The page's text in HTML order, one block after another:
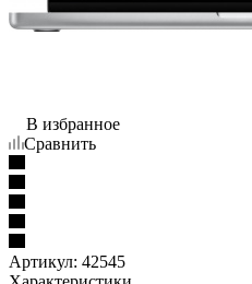
В избранное
Сравнить
Артикул: 42545